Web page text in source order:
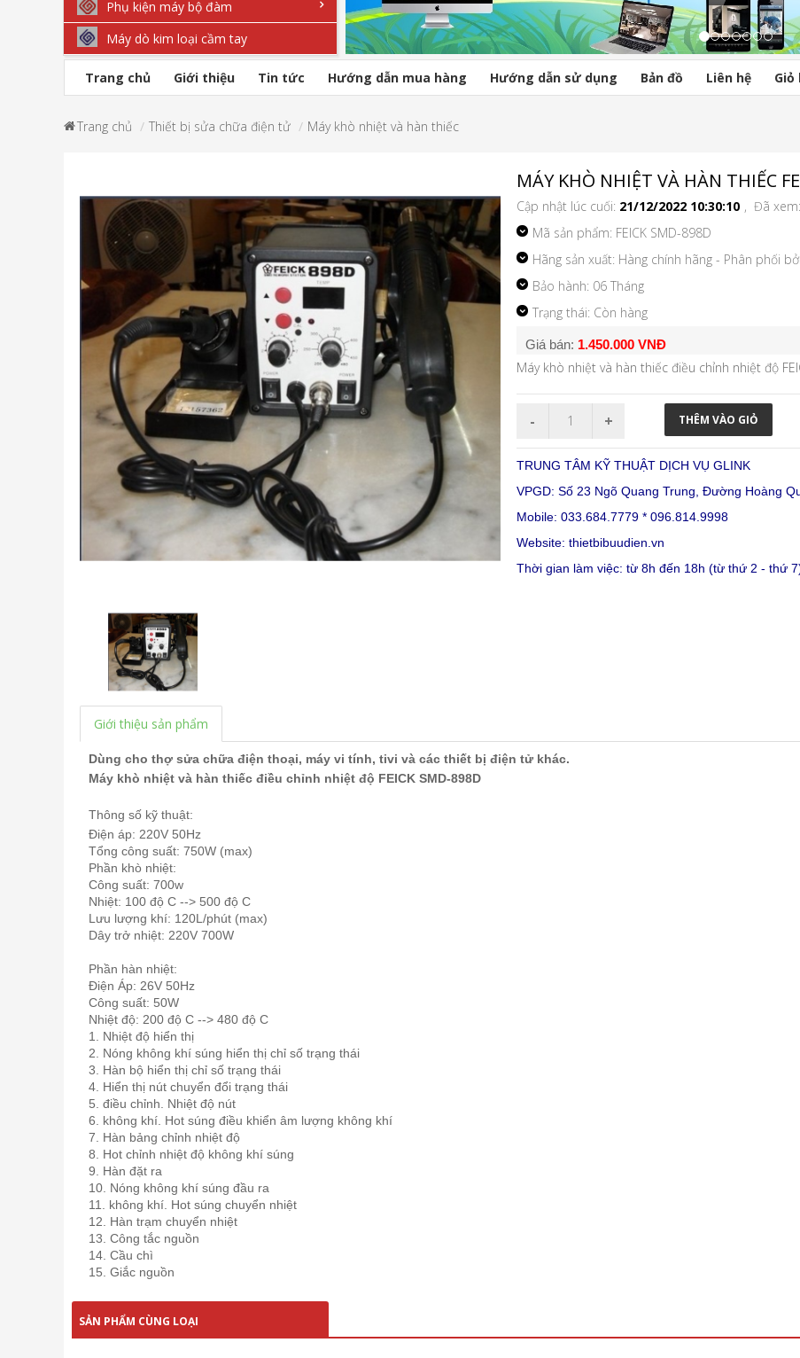
Phụ kiện máy bộ đàm
Máy dò kim loại cầm tay
Trang chủ Giới thiệu Tin tức Hướng dẫn mua hàng Hướng dẫn sử dụng Bản đồ Liên hệ Giỏ
Trang chủ Thiết bị sửa chữa điện tử Máy khò nhiệt và hàn thiếc
MÁY KHÒ NHIỆT VÀ HÀN THIẾC
Cập nhật lúc cuối: 21/12/2022 10:30:10 , Đã
Mã sản phẩm: FEICK SMD-898D
Hãng sản xuất: Hàng chính hãng - Phân phối
Bảo hành: 06 Tháng
Trạng thái: Còn hàng
Giá bán: 1.450.000 VNĐ
Máy khò nhiệt và hàn thiếc điều chỉnh nhiệt độ
TRUNG TÂM KỸ THUẬT DỊCH VỤ GLINK
VPGD: Số 23 Ngõ Quang Trung, Đường Hoàng
Mobile: 033.684.7779 * 096.814.9998
Website: thietbibuudien.vn
Thời gian làm việc: từ 8h đến 18h (từ thứ 2 - thứ
Giới thiệu sản phẩm
Dùng cho thợ sửa chữa điện thoại, máy vi tính, tivi và các thiết bị điện tử khác.
Máy khò nhiệt và hàn thiếc điều chỉnh nhiệt độ FEICK SMD-898D
Thông số kỹ thuật:
Điện áp: 220V 50Hz
Tổng công suất: 750W (max)
Phần khò nhiệt:
Công suất: 700w
Nhiệt: 100 độ C --> 500 độ C
Lưu lượng khí: 120L/phút (max)
Dây trở nhiệt: 220V 700W
Phần hàn nhiệt:
Điện Áp: 26V 50Hz
Công suất: 50W
Nhiệt độ: 200 độ C --> 480 độ C
1. Nhiệt độ hiển thị
2. Nóng không khí súng hiển thị chỉ số trạng thái
3. Hàn bộ hiển thị chỉ số trạng thái
4. Hiển thị nút chuyển đổi trạng thái
5. điều chỉnh. Nhiệt độ nút
6. không khí. Hot súng điều khiển âm lượng không khí
7. Hàn bảng chỉnh nhiệt độ
8. Hot chỉnh nhiệt độ không khí súng
9. Hàn đặt ra
10. Nóng không khí súng đầu ra
11. không khí. Hot súng chuyển nhiệt
12. Hàn trạm chuyển nhiệt
13. Công tắc nguồn
14. Cầu chì
15. Giắc nguồn
SẢN PHẨM CÙNG LOẠI